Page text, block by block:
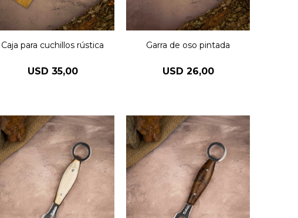
Caja para cuchillos rústica
USD 35,00
Garra de oso pintada
USD 26,00